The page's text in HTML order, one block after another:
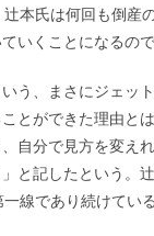
本氏は何回も倒産
いくことになるので
う、まさにジェッ
とができた理由と
自分で見方を変え
と記したという。
線であり続けている